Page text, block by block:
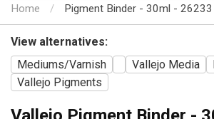
Home / Pigment Binder - 30ml - 26233
View alternatives:
Mediums/Varnish
Vallejo Media
Vallejo Pigments